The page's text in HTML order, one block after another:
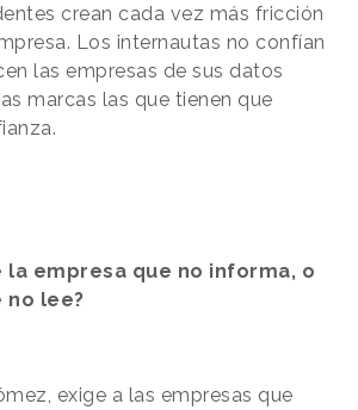
crean cada vez más fricción
Los internautas no confían
las empresas de sus datos
marcas las que tienen que
la empresa que no informa, o
no lee?
exige a las empresas que